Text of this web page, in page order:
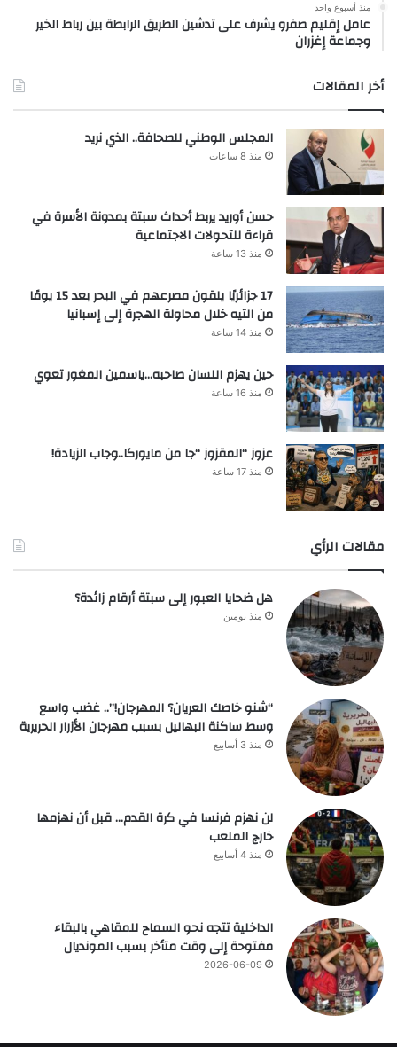
منذ أسبوع واحد
عامل إقليم صفرو يشرف على تدشين الطريق الرابطة بين رباط الخير
وجماعة إغزران
أخر المقالات
المجلس الوطني للصحافة.. الذي نريد
منذ 8 ساعات
حسن أوريد يربط أحداث سبتة بمدونة الأسرة في
قراءة للتحولات الاجتماعية
منذ 13 ساعة
17 جزائريًا يلقون مصرعهم في البحر بعد 15 يومًا
من التيه خلال محاولة الهجرة إلى إسبانيا
منذ 14 ساعة
حين يهزم اللسان صاحبه…ياسمين المغور تعوي
منذ 16 ساعة
عزوز “المقزوز “جا من مايوركا..وجاب الزيادة!
منذ 17 ساعة
مقالات الرأي
هل ضحايا العبور إلى سبتة أرقام زائدة؟
منذ يومين
“شنو خاصك العريان؟ المهرجان!”.. غضب واسع
وسط ساكنة البهاليل بسبب مهرجان الأزرار الحريرية
منذ 3 أسابيع
لن نهزم فرنسا في كرة القدم… قبل أن نهزمها
خارج الملعب
منذ 4 أسابيع
الداخلية تتجه نحو السماح للمقاهي بالبقاء
مفتوحة إلى وقت متأخر بسبب المونديال
2026-06-09